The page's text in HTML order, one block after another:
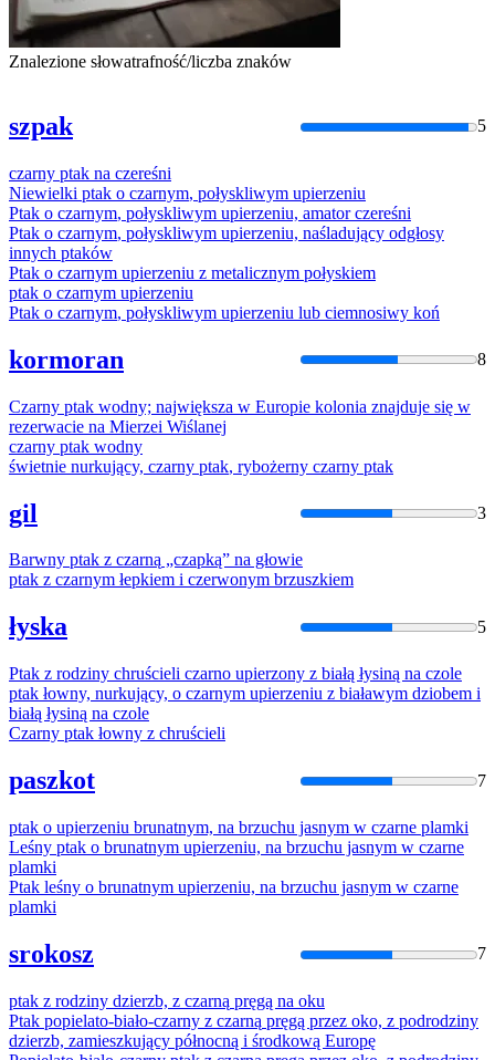
Znalezione słowatrafność/liczba znaków
szpak 5
czarny ptak na czereśni
Niewielki ptak o czarnym, połyskliwym upierzeniu
Ptak o czarnym, połyskliwym upierzeniu, amatorczereśni
Ptak o czarnym, połyskliwym upierzeniu, naśladujący odgłosy
innych ptaków
Ptak o czarnym upierzeniu z metalicznym połyskiem
ptak o czarnym upierzeniu
Ptak o czarnym, połyskliwym upierzeniu lub ciemnosiwy koń
kormoran 8
Czarny ptak wodny; największa w Europie kolonia znajduje się w
rezerwacie na Mierzei Wiślanej
czarny ptak wodny
świetnie nurkujący, czarny ptak, rybożerny czarny ptak
gil 3
Barwny ptak z czarną „czapką” na głowie
ptak z czarnym łepkiem i czerwonym brzuszkiem
łyska 5
Ptak z rodziny chruścieli czarno upierzony z białą łysiną na czole
ptak łowny, nurkujący, o czarnym upierzeniu z białawym dziobem i
białą łysiną na czole
Czarny ptak łowny z chruścieli
paszkot 7
ptak o upierzeniu brunatnym, na brzuchu jasnym w czarne plamki
Leśny ptak o brunatnym upierzeniu, na brzuchu jasnym w czarne
plamki
Ptak leśny o brunatnym upierzeniu, na brzuchu jasnym w czarne
plamki
srokosz 7
ptak z rodziny dzierzb, z czarną pręgą na oku
Ptak popielato-biało-czarny z czarną pręgą przez oko, z podrodziny
dzierzb, zamieszkujący północną i środkową Europę